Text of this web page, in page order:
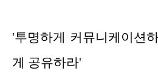
'투명하게 커뮤니케이션
게 공유하라'